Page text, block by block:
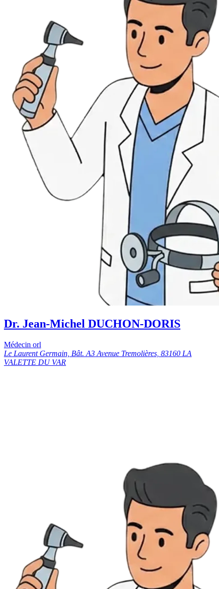
Dr. Jean-Michel DUCHON-DORIS
Médecin orl
Le Laurent Germain, Bât. A3 Avenue Tremolières, 83160 LA
VALETTE DU VAR